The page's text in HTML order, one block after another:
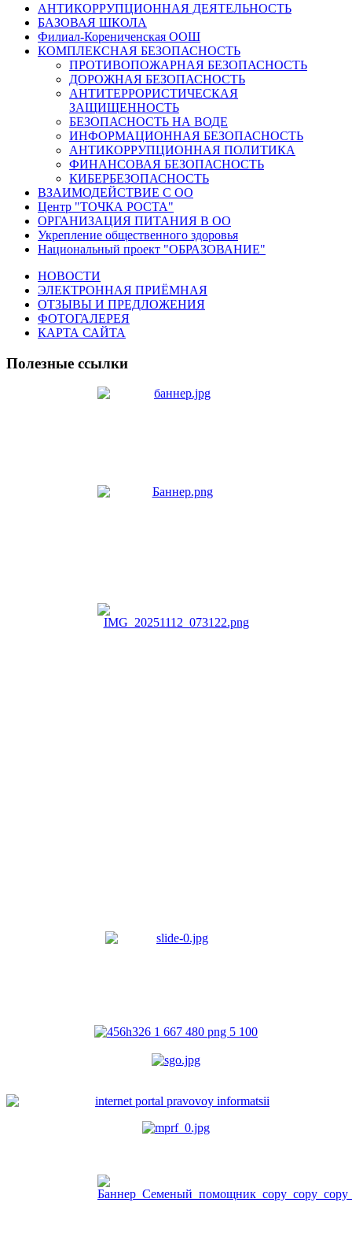
АНТИКОРРУПЦИОННАЯ ДЕЯТЕЛЬНОСТЬ
БАЗОВАЯ ШКОЛА
Филиал-Корениченская ООШ
КОМПЛЕКСНАЯ БЕЗОПАСНОСТЬ
ПРОТИВОПОЖАРНАЯ БЕЗОПАСНОСТЬ
ДОРОЖНАЯ БЕЗОПАСНОСТЬ
АНТИТЕРРОРИСТИЧЕСКАЯ
ЗАЩИЩЕННОСТЬ
БЕЗОПАСНОСТЬ НА ВОДЕ
ИНФОРМАЦИОННАЯ БЕЗОПАСНОСТЬ
АНТИКОРРУПЦИОННАЯ ПОЛИТИКА
ФИНАНСОВАЯ БЕЗОПАСНОСТЬ
КИБЕРБЕЗОПАСНОСТЬ
ВЗАИМОДЕЙСТВИЕ С ОО
Центр "ТОЧКА РОСТА"
ОРГАНИЗАЦИЯ ПИТАНИЯ В ОО
Укрепление общественного здоровья
Национальный проект "ОБРАЗОВАНИЕ"
НОВОСТИ
ЭЛЕКТРОННАЯ ПРИЁМНАЯ
ОТЗЫВЫ И ПРЕДЛОЖЕНИЯ
ФОТОГАЛЕРЕЯ
КАРТА САЙТА
Полезные ссылки